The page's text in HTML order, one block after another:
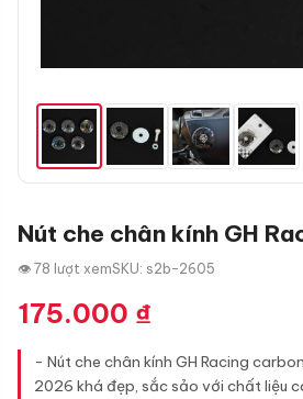
Nút che chân kính GH
👁 78 lượt xemSKU: s2b-2605
175.000 ₫
- Nút che chân kính GH Racing
2026 khá đẹp, sắc sảo với chất liệu